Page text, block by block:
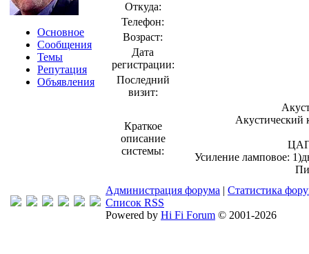
Основное
Сообщения
Темы
Репутация
Объявления
Откуда:
Телефон:
Возраст:
Дата
регистрации:
Последний
визит:
Краткое
описание
системы:
Акустический
Усиление ламповое:
Администрация форума | Статистика
Список RSS
Powered by Hi Fi Forum © 2001-2026